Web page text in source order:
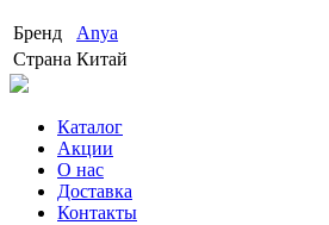
Бренд
Anya
Страна Китай
Каталог
Акции
О нас
Доставка
Контакты